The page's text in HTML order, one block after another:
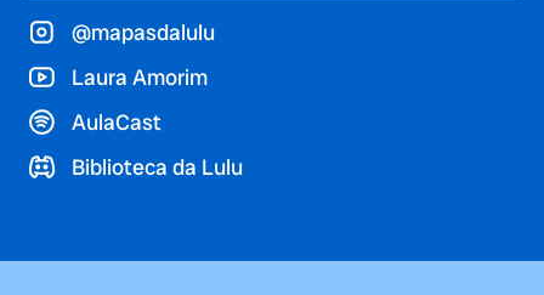
@mapasdalulu
Laura Amorim
AulaCast
Biblioteca da Lulu